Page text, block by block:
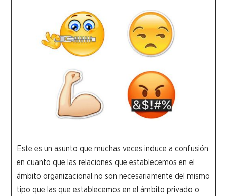
Este es un asunto que muchas veces induce a confusión
en cuanto que las relaciones que establecemos en el
ámbito organizacional no son necesariamente del mismo
tipo que las que establecemos en el ámbito privado o